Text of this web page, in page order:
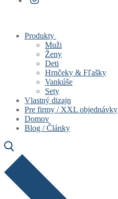
Produkty
Muži
Ženy
Deti
Hrnčeky & Fľašky
Vankúše
Sety
Vlastný dizajn
Pre firmy / XXL objednávky
Domov
Blog / Články